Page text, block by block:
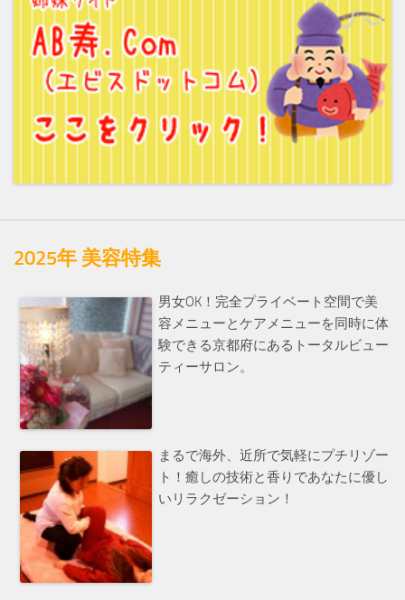
2025年 美容特集
男女OK！完全プライベート空間で美
容メニューとケアメニューを同時に体
験できる京都府にあるトータルビュー
ティーサロン。
まるで海外、近所で気軽にプチリゾー
ト！癒しの技術と香りであなたに優し
いリラクゼーション！